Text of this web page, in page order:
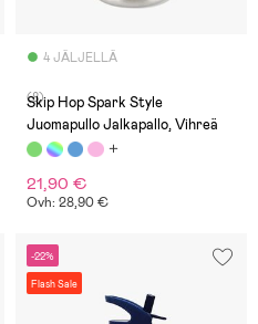
4 JÄLJELLÄ
(8)
Skip Hop Spark Style
Juomapullo Jalkapallo, Vihreä
21,90 €
Ovh: 28,90 €
-22%
Flash Sale